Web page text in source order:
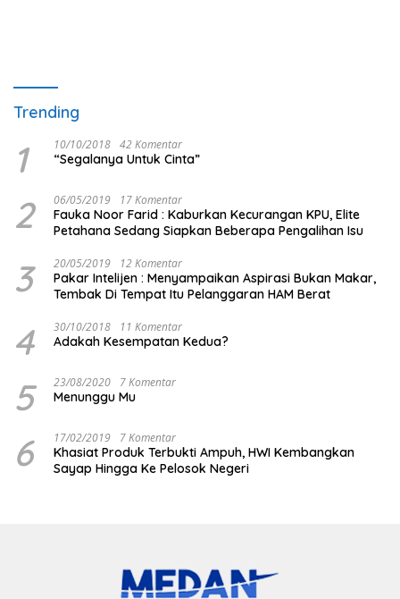
Trending
1 10/10/2018 42 Komentar
“Segalanya Untuk Cinta”
2 06/05/2019 17 Komentar
Fauka Noor Farid : Kaburkan Kecurangan KPU, Elite
Petahana Sedang Siapkan Beberapa Pengalihan Isu
3 20/05/2019 12 Komentar
Pakar Intelijen : Menyampaikan Aspirasi Bukan Makar,
Tembak Di Tempat Itu Pelanggaran HAM Berat
4 30/10/2018 11 Komentar
Adakah Kesempatan Kedua?
5 23/08/2020 7 Komentar
Menunggu Mu
6 17/02/2019 7 Komentar
Khasiat Produk Terbukti Ampuh, HWI Kembangkan
Sayap Hingga Ke Pelosok Negeri